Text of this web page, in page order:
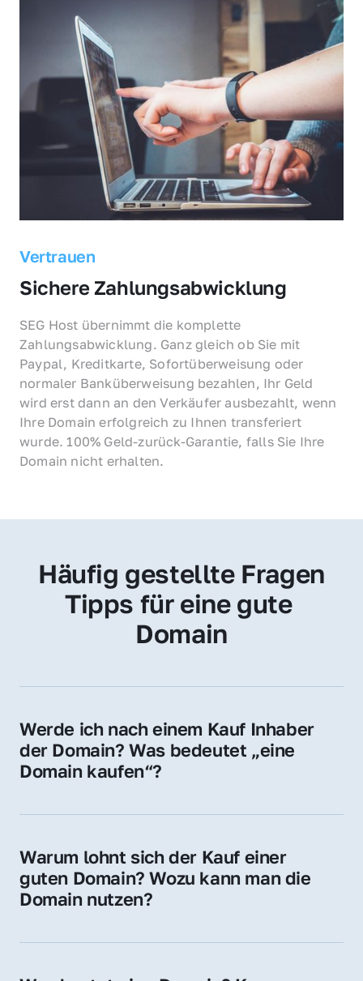
Vertrauen
Sichere Zahlungsabwicklung
SEG Host übernimmt die komplette
Zahlungsabwicklung. Ganz gleich ob Sie mit
Paypal, Kreditkarte, Sofortüberweisung oder
normaler Banküberweisung bezahlen, Ihr Geld
wird erst dann an den Verkäufer ausbezahlt, wenn
Ihre Domain erfolgreich zu Ihnen transferiert
wurde. 100% Geld-zurück-Garantie, falls Sie Ihre
Domain nicht erhalten.
Häufig gestellte Fragen
Tipps für eine gute
Domain
Werde ich nach einem Kauf Inhaber
der Domain? Was bedeutet „eine
Domain kaufen“?
Sie erhalten alle Rechte zur Nutzung,
Domain.
Warum lohnt sich der Kauf einer
guten Domain? Wozu kann man die
Domain nutzen?
Vertrauen und Markenwert. Nutzen Sie sie